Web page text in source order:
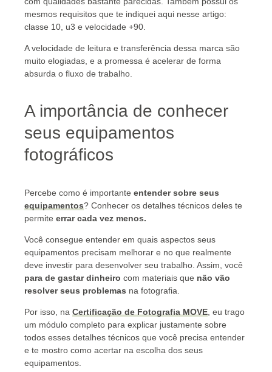
mesmos requisitos que te indiquei aqui nesse artigo:
classe 10, u3 e velocidade +90.
A velocidade de leitura e transferência dessa marca são
muito elogiadas, e a promessa é acelerar de forma
absurda o fluxo de trabalho.
A importância de conhecer
seus equipamentos
fotográficos
Percebe como é importante entender sobre seus
equipamentos? Conhecer os detalhes técnicos deles te
permite errar cada vez menos.
Você consegue entender em quais aspectos seus
equipamentos precisam melhorar e no que realmente
deve investir para desenvolver seu trabalho. Assim, você
para de gastar dinheiro com materiais que não vão
resolver seus problemas na fotografia.
Por isso, na Certificação de Fotografia MOVE , eu trago
um módulo completo para explicar justamente sobre
todos esses detalhes técnicos que você precisa entender
e te mostro como acertar na escolha dos seus
equipamentos.